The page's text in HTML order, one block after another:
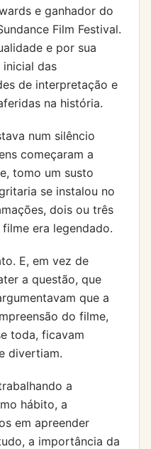
e ganhador do
Film Festival.
e por sua
das
de interpretação e
na história.
num silêncio
começaram a
tomo um susto
se instalou no
dois ou três
era legendado.
E, em vez de
a questão, que
que a
do filme,
toda, ficavam
divertiam.
a
hábito, a
em apreender
a importância da